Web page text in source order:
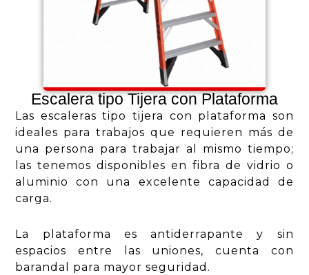
Escalera tipo Tijera con Plataforma
Las escaleras tipo tijera con plataforma son
ideales para trabajos que requieren más de
una persona para trabajar al mismo tiempo;
las tenemos disponibles en fibra de vidrio o
aluminio con una excelente capacidad de
carga.
La plataforma es antiderrapante y sin
espacios entre las uniones, cuenta con
barandal para mayor seguridad.